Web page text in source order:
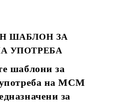
ШАБЛОН ЗА
УПОТРЕБА
шаблони за
на МСМ
за